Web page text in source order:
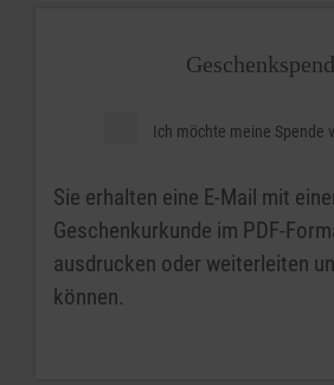
Ich möchte meine Spende
Sie erhalten eine E-Mail mit
Geschenkurkunde im PDF-
ausdrucken oder weiterleiten
können.